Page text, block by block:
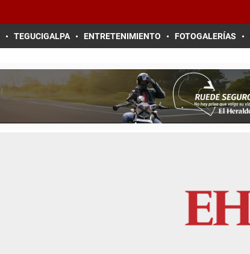
TEGUCIGALPA ENTRETENIMIENTO FOTOGALERÍAS